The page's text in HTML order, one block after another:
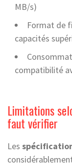
MB/s)
Format de
capacités
compatibilité
Limitations
faut vérifier
Les